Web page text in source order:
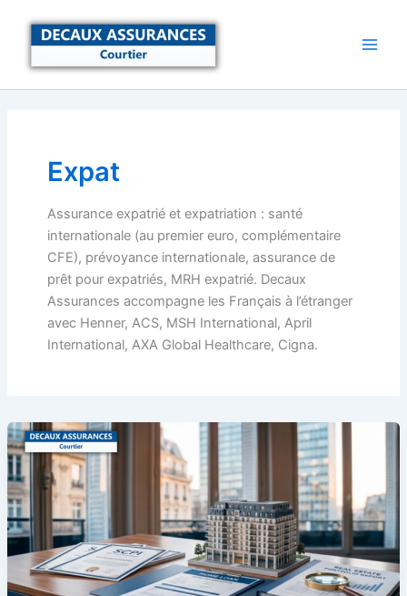
Expat
Assurance expatrié et expatriation : santé
internationale (au premier euro, complémentaire
CFE), prévoyance internationale, assurance de
prêt pour expatriés, MRH expatrié. Decaux
Assurances accompagne les Français à l’étranger
avec Henner, ACS, MSH International, April
International, AXA Global Healthcare, Cigna.